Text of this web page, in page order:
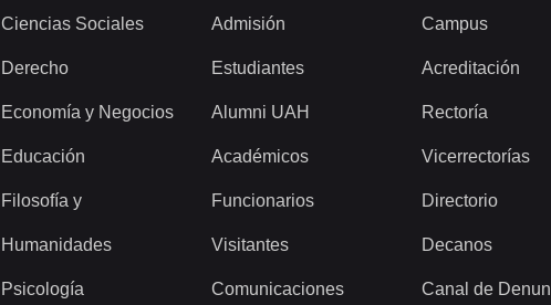
Ciencias Sociales
Derecho
Economía y Negocios
Educación
Filosofía y
Humanidades
Psicología
Admisión
Estudiantes
Alumni UAH
Académicos
Funcionarios
Visitantes
Comunicaciones
Campus
Acreditación
Rectoría
Vicerrectorías
Directorio
Decanos
Canal de